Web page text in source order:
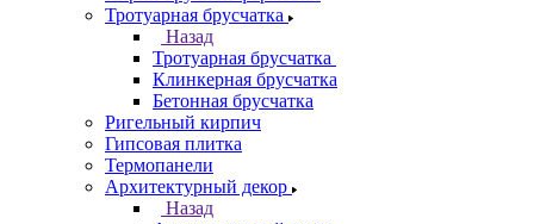
Тротуарная брусчатка
Назад
Тротуарная брусчатка
Клинкерная брусчатка
Бетонная брусчатка
Ригельный кирпич
Гипсовая плитка
Термопанели
Архитектурный декор
Назад